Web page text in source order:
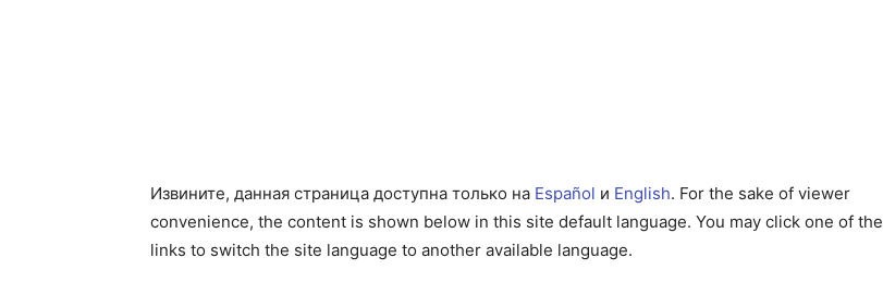
Извините, данная страница доступна только на Español и English. For the sake of viewer
convenience, the content is shown below in this site default language. You may click one of the
links to switch the site language to another available language.